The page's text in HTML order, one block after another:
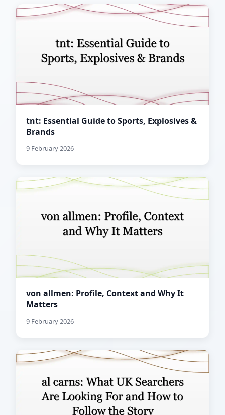
tnt: Essential Guide to Sports, Explosives &
Brands
9 February 2026
von allmen: Profile, Context and Why It
Matters
9 February 2026